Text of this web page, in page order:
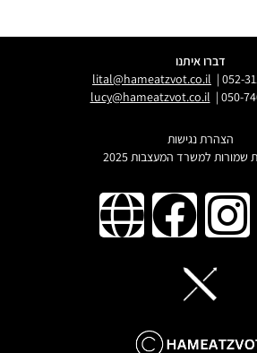
דברו איתנו
lital@hameatzvot.co.il
lucy@hameatzvot.co.il
הצהרת נגישות
שמורות למשרד המעצבות 2025